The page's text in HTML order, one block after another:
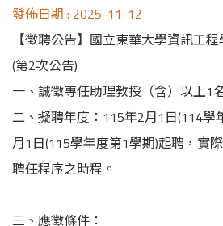
發佈日期 : 2025-11-12
【徵聘公告】國立東華大學資訊工
(第2次公告)
一、誠徵專任助理教授（含）以上1
二、擬聘年度：115年2月1日(114
月1日(115學年度第1學期)起聘，實
聘任程序之時程。
三、應徵條件：